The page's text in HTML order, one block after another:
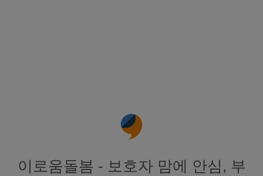
이로움돌봄 - 보호자 맘에 안심, 부